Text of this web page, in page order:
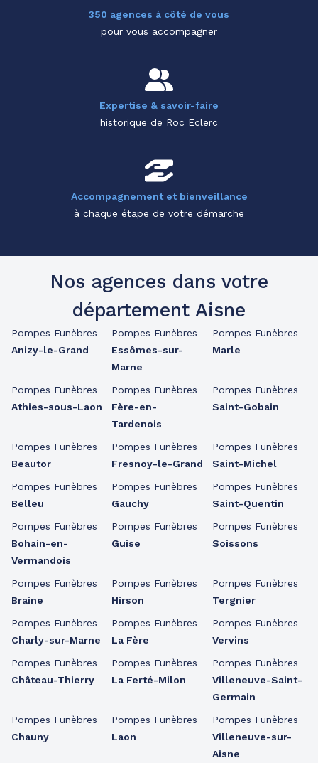
350 agences à côté de vous
pour vous accompagner
Expertise & savoir-faire
historique de Roc Eclerc
Accompagnement et bienveillance
à chaque étape de votre démarche
Nos agences dans votre
département Aisne
Pompes Funèbres
Anizy-le-Grand
Pompes Funèbres
Athies-sous-Laon
Pompes Funèbres
Beautor
Pompes Funèbres
Belleu
Pompes Funèbres
Bohain-en-
Vermandois
Pompes Funèbres
Braine
Pompes Funèbres
Charly-sur-Marne
Pompes Funèbres
Château-Thierry
Pompes Funèbres
Chauny
Pompes Funèbres
Essômes-sur-
Marne
Pompes Funèbres
Fère-en-
Tardenois
Pompes Funèbres
Fresnoy-le-Grand
Pompes Funèbres
Gauchy
Pompes Funèbres
Guise
Pompes Funèbres
Hirson
Pompes Funèbres
La Fère
Pompes Funèbres
La Ferté-Milon
Pompes Funèbres
Laon
Pompes Funèbres
Marle
Pompes Funèbres
Saint-Gobain
Pompes Funèbres
Saint-Michel
Pompes Funèbres
Saint-Quentin
Pompes Funèbres
Soissons
Pompes Funèbres
Tergnier
Pompes Funèbres
Vervins
Pompes Funèbres
Villeneuve-Saint-
Germain
Pompes Funèbres
Villeneuve-sur-
Aisne